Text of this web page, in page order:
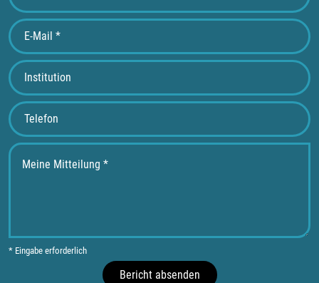
* Eingabe erforderlich
Bericht absenden